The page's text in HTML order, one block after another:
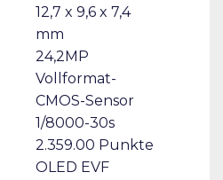
12,7 x 9,6 x 7,4
mm
24,2MP
Vollformat-
CMOS-Sensor
1/​8000-30s
2.359.00 Punkte
OLED EVF